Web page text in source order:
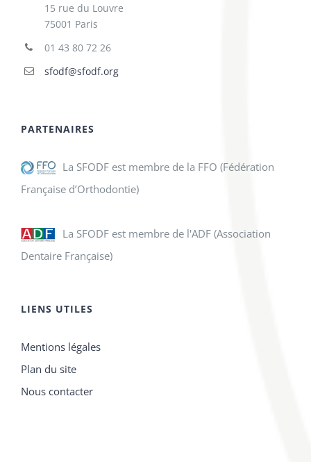
15 rue du Louvre
75001 Paris
01 43 80 72 26
sfodf@sfodf.org
PARTENAIRES
La SFODF est membre de la FFO (Fédération
Française d’Orthodontie)
La SFODF est membre de l'ADF (Association
Dentaire Française)
LIENS UTILES
Mentions légales
Plan du site
Nous contacter